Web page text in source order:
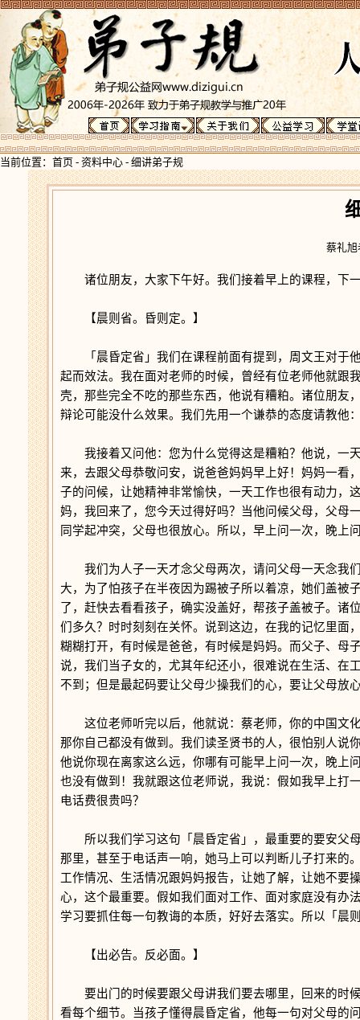
当前位置： 首页 - 资料中心 - 细讲弟子规
蔡礼
诸位朋友，大家下午好。我们接着早上的课程，下
【晨则省。昏则定。】
「晨昏定省」我们在课程前面有提到，周文王对于
起而效法。我在面对老师的时候，曾经有位老师他就跟
壳，那些完全不吃的那些东西，他说有糟粕。诸位朋友
辩论可能没什么效果。我们先用一个谦恭的态度请教他
我接着又问他：您为什么觉得这是糟粕？他说，一
来，去跟父母恭敬问安，说爸爸妈妈早上好！妈妈一看
子的问候，让她精神非常愉快，一天工作也很有动力，
妈，我回来了，您今天过得好吗？当他问候父母，父母
同学起冲突，父母也很放心。所以，早上问一次，晚上
我们为人子一天才念父母两次，请问父母一天念我
大，为了怕孩子在半夜因为踢被子所以着凉，她们盖被
了，赶快去看看孩子，确实没盖好，帮孩子盖被子。
们多久？时时刻刻在关怀。说到这边，在我的记忆里面
糊糊打开，有时候是爸爸，有时候是妈妈。而父子、母
说，我们当子女的，尤其年纪还小，很难说在生活、在
不到；但是最起码要让父母少操我们的心，要让父母放
这位老师听完以后，他就说：蔡老师，你的中国文
那你自己都没有做到。我们读圣贤书的人，很怕别人说
他说你现在离家这么远，你哪有可能早上问一次，晚上
也没有做到！我就跟这位老师说，我说：假如我早上打
电话费很贵吗？
所以我们学习这句「晨昏定省」，最重要的要安父
那里，甚至于电话声一响，她马上可以判断儿子打来的
工作情况、生活情况跟妈妈报告，让她了解，让她不要
心，这个最重要。假如我们面对工作、面对家庭没有办
学习要抓住每一句教诲的本质，好好去落实。所以「晨
【出必告。反必面。】
要出门的时候要跟父母讲我们要去哪里，回来的时
看每个细节。当孩子懂得晨昏定省，他每一句对父母的